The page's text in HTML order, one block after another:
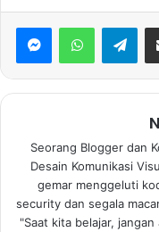
WhatsApp
Seorang Blogger dan
Desain Komunikasi
gemar menggeluti
security dan segala
"Saat kita belajar,